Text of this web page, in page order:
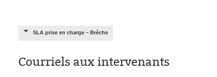
SLA prise en charge – Brèche
Courriels aux intervenants